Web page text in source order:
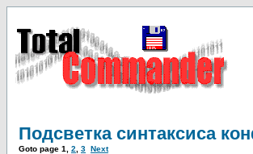
Подсветка синтаксиса
Goto page 1 2 3 Next